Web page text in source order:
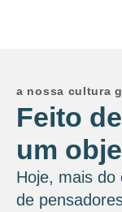
a nossa cultura
Feito
um
Hoje, mais do
de